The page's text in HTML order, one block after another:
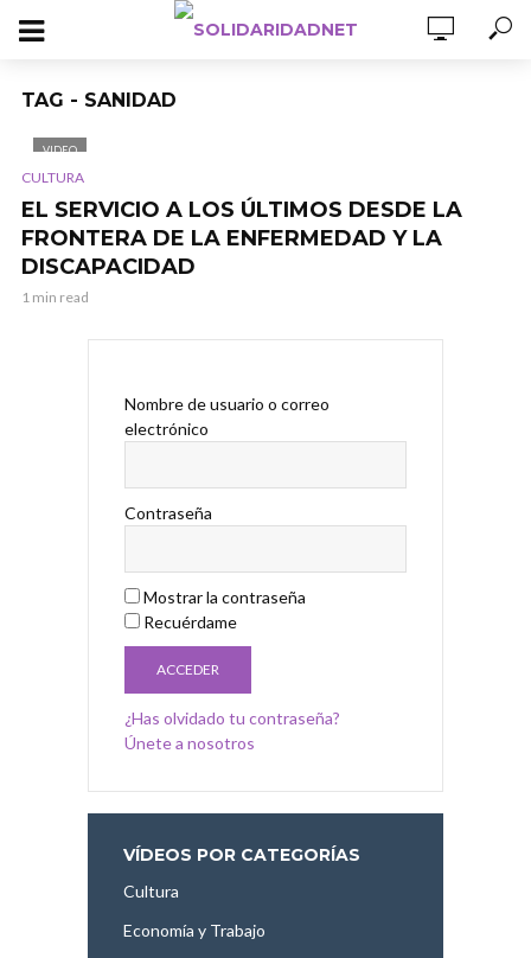
TAG - SANIDAD
VIDEO
CULTURA
EL SERVICIO A LOS ÚLTIMOS DESDE LA
FRONTERA DE LA ENFERMEDAD Y LA
DISCAPACIDAD
1 min read
Nombre de usuario o correo
electrónico
Contraseña
Mostrar la contraseña
Recuérdame
¿Has olvidado tu contraseña?
Únete a nosotros
VÍDEOS POR CATEGORÍAS
Cultura
Economía y Trabajo